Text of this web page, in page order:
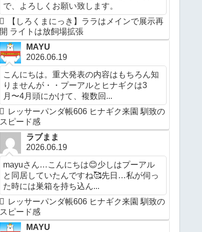
で、よろしくお願い致します。
【しろくまにっき】ララはメインで展示再
開 ライトは放飼場拡張
MAYU
2026.06.19
こんにちは。重大発表の内容はもちろん知
りませんが・・プーアルとヒナギクは3
月〜4月頭にかけて、複数回...
レッサーパンダ帳606 ヒナギク来園 馴致の
スピード感
ラブまま
2026.06.19
mayuさん…こんにちは😊少しはプーアル
と同居していたんですね🥰先日…私が伺っ
た時には巣箱を持ち込ん...
レッサーパンダ帳606 ヒナギク来園 馴致の
スピード感
MAYU